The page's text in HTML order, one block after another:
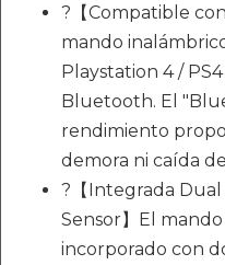
?【Compatible
mando
Playstation 4 /
Bluetooth. El
rendimiento
demora ni caída
?【Integrada Dual
Sensor】El
incorporado con